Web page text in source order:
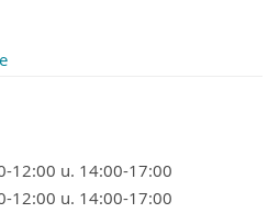
12:00 u. 14:00-17:00
12:00 u. 14:00-17:00